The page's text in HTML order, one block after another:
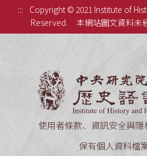
:::
Copyright © 2021 Institute of
Reserved.
本網站圖文資料未
使用者條款、資訊安全與隱
保有個人資料檔